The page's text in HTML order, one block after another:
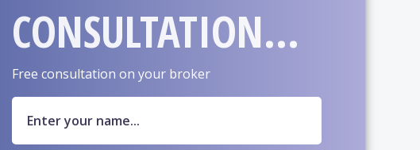
CONSULTATION...
Free consultation on your broker